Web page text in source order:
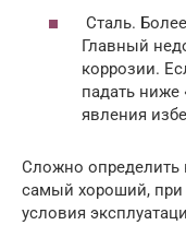
Сталь.
Главный
коррозии.
падать ниже
явления
Сложно определить
самый хороший, при
условия